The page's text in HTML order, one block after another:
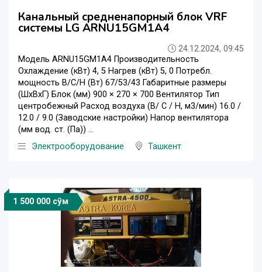
Канальный средненапорный блок VRF
системы LG ARNU15GM1A4
24.12.2024, 09:45
Модель ARNU15GM1A4 Производительность
Охлаждение (кВт) 4, 5 Нагрев (кВт) 5, 0 Потребл.
мощность В/С/Н (Вт) 67/53/43 Габаритные размеры
(ШxВxГ) Блок (мм) 900 × 270 × 700 Вентилятор Тип
центробежный Расход воздуха (В/ С / Н, м3/мин) 16.0 /
12.0 / 9.0 (Заводские настройки) Напор вентилятора
(мм вод. ст. (Па)) ...
Электрооборудование
Ташкент
1 500 000 сўм